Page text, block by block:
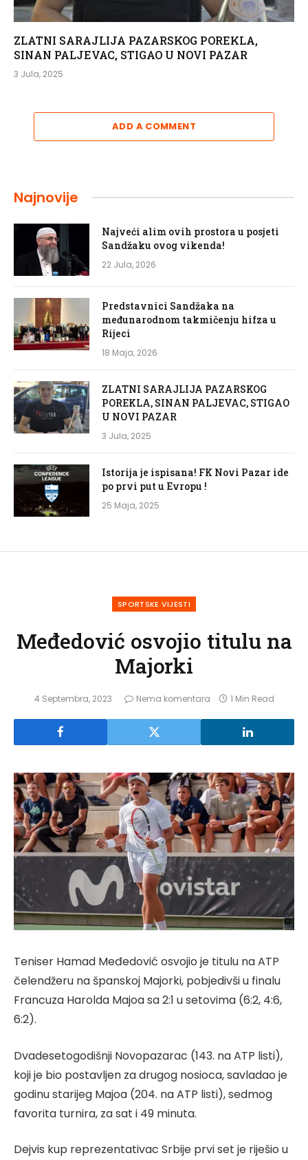
ZLATNI SARAJLIJA PAZARSKOG POREKLA,
SINAN PALJEVAC, STIGAO U NOVI PAZAR
3 Jula, 2025
ADD A COMMENT
Najnovije
Najveći alim ovih prostora u posjeti
Sandžaku ovog vikenda!
22 Jula, 2026
Predstavnici Sandžaka na
međunarodnom takmičenju hifza u
Rijeci
18 Maja, 2026
ZLATNI SARAJLIJA PAZARSKOG
POREKLA, SINAN PALJEVAC, STIGAO
U NOVI PAZAR
3 Jula, 2025
Istorija je ispisana! FK Novi Pazar ide
po prvi put u Evropu !
25 Maja, 2025
SPORTSKE VIJESTI
Međedović osvojio titulu na
Majorki
4 Septembra, 2023 Nema komentara 1 Min Read
Teniser Hamad Međedović osvojio je titulu na ATP
čelendžeru na španskoj Majorki, pobjedivši u finalu
Francuza Harolda Majoa sa 2:1 u setovima (6:2, 4:6,
6:2).
Dvadesetogodišnji Novopazarac (143. na ATP listi),
koji je bio postavljen za drugog nosioca, savladao je
godinu starijeg Majoa (204. na ATP listi), sedmog
favorita turnira, za sat i 49 minuta.
Dejvis kup reprezentativac Srbije prvi set je riješio u